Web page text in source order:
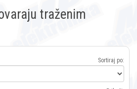
traženim
Sortiraj po: